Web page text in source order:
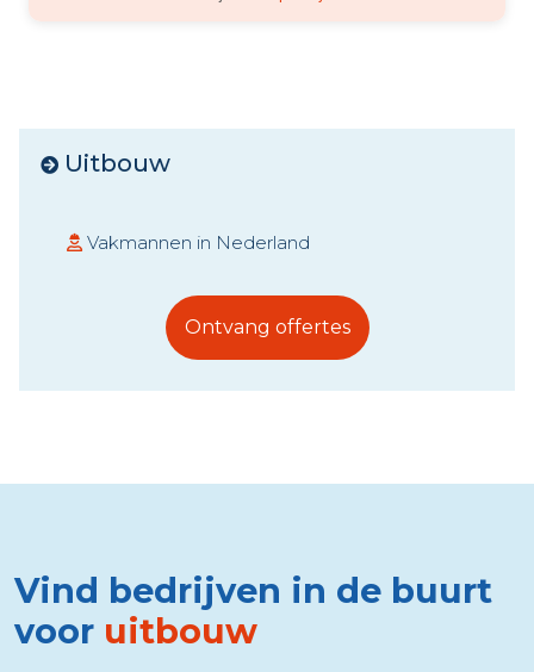
Uitbouw
Vakmannen in Nederland
Ontvang offertes
Vind bedrijven in de buurt
voor uitbouw